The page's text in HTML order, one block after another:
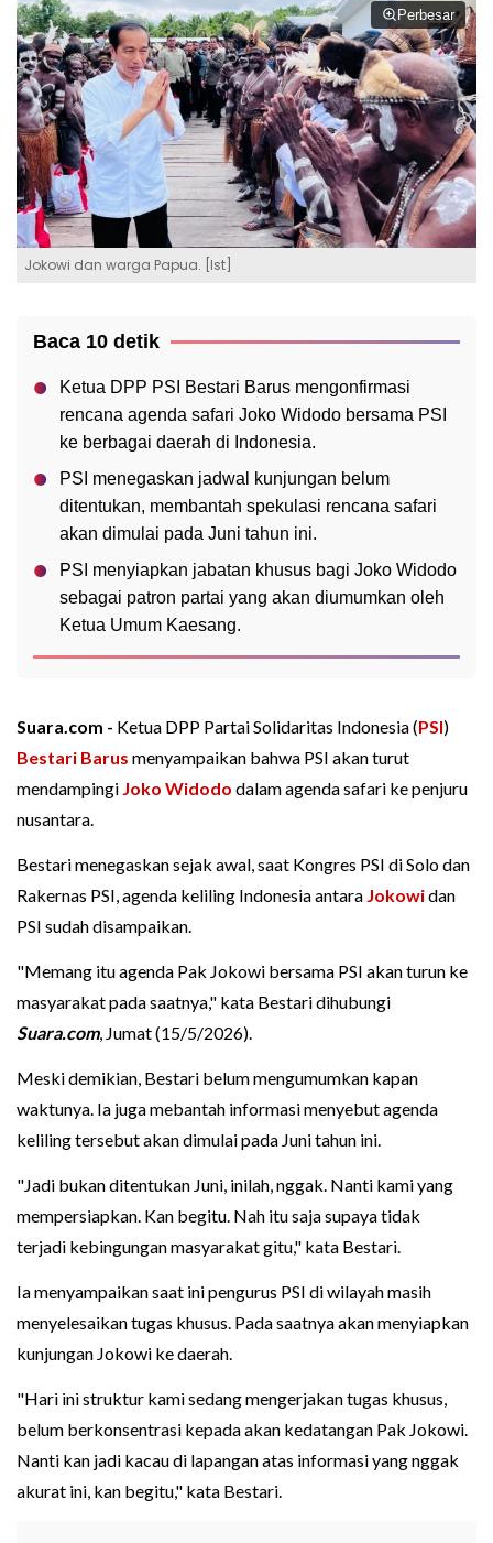
Perbesar
Jokowi dan warga Papua. [Ist]
Baca 10 detik
Ketua DPP PSI Bestari Barus mengonfirmasi
rencana agenda safari Joko Widodo bersama PSI
ke berbagai daerah di Indonesia.
PSI menegaskan jadwal kunjungan belum
ditentukan, membantah spekulasi rencana safari
akan dimulai pada Juni tahun ini.
PSI menyiapkan jabatan khusus bagi Joko Widodo
sebagai patron partai yang akan diumumkan oleh
Ketua Umum Kaesang.
Suara.com - Ketua DPP Partai Solidaritas Indonesia (PSI)
Bestari Barus menyampaikan bahwa PSI akan turut
mendampingi Joko Widodo dalam agenda safari ke penjuru
nusantara.
Bestari menegaskan sejak awal, saat Kongres PSI di Solo dan
Rakernas PSI, agenda keliling Indonesia antara Jokowidan
PSI sudah disampaikan.
"Memang itu agenda Pak Jokowi bersama PSI akan turun ke
masyarakat pada saatnya," kata Bestari dihubungi
Suara.com, Jumat (15/5/2026).
Meski demikian, Bestari belum mengumumkan kapan
waktunya. Ia juga mebantah informasi menyebut agenda
keliling tersebut akan dimulai pada Juni tahun ini.
"Jadi bukan ditentukan Juni, inilah, nggak. Nanti kami yang
mempersiapkan. Kan begitu. Nah itu saja supaya tidak
terjadi kebingungan masyarakat gitu," kata Bestari.
Ia menyampaikan saat ini pengurus PSI di wilayah masih
menyelesaikan tugas khusus. Pada saatnya akan menyiapkan
kunjungan Jokowi ke daerah.
"Hari ini struktur kami sedang mengerjakan tugas khusus,
belum berkonsentrasi kepada akan kedatangan Pak Jokowi.
Nanti kan jadi kacau di lapangan atas informasi yang nggak
akurat ini, kan begitu," kata Bestari.